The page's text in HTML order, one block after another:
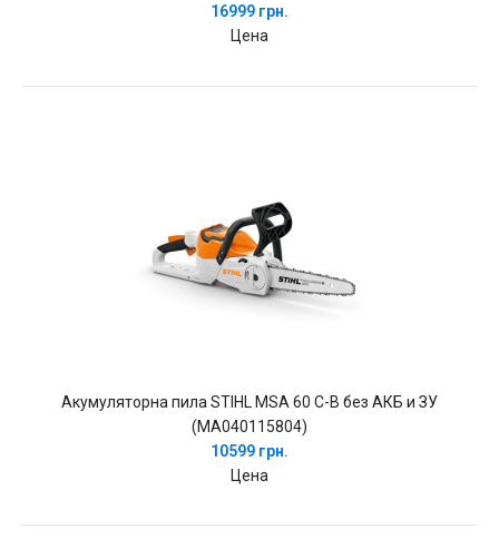
16999 грн.
Цена
Акумуляторна пила STIHL MSA 60 C-B без АКБ и ЗУ
(MA040115804)
10599 грн.
Цена